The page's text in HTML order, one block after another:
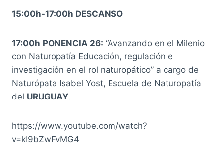
15:00h-17:00h DESCANSO
17:00h PONENCIA 26: “Avanzando en el Milenio
con Naturopatía Educación, regulación e
investigación en el rol naturopático” a cargo de
Naturópata Isabel Yost, Escuela de Naturopatía
del URUGUAY.
https://www.youtube.com/watch?
v=kI9bZwFvMG4